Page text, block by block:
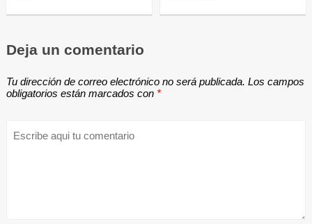
Deja un comentario
Tu dirección de correo electrónico no será publicada. Los campos
obligatorios están marcados con *